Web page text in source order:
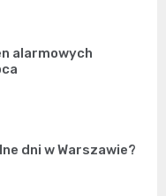
alarmowych
dni w Warszawie?